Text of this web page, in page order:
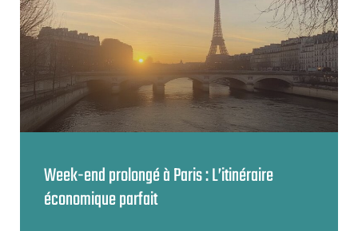
Week-end prolongé à Paris : L’itinéraire
économique parfait